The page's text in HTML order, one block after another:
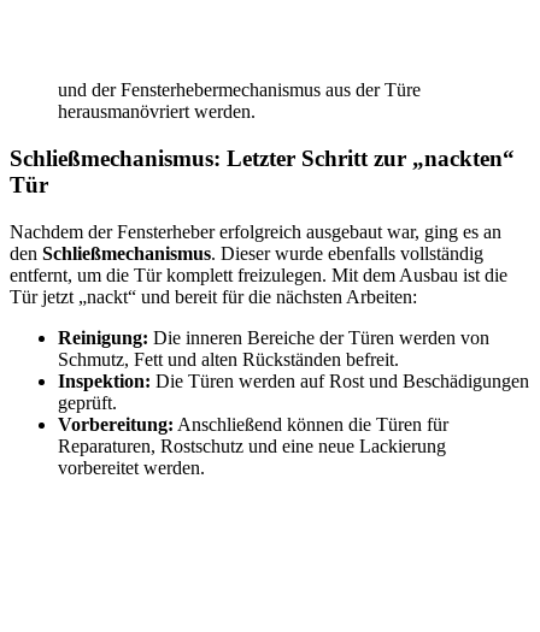
und der Fensterhebermechanismus aus der Türe
herausmanövriert werden.
Schließmechanismus: Letzter Schritt zur „nackten“
Tür
Nachdem der Fensterheber erfolgreich ausgebaut war, ging es an
den Schließmechanismus. Dieser wurde ebenfalls vollständig
entfernt, um die Tür komplett freizulegen. Mit dem Ausbau ist die
Tür jetzt „nackt“ und bereit für die nächsten Arbeiten:
Reinigung: Die inneren Bereiche der Türen werden von
Schmutz, Fett und alten Rückständen befreit.
Inspektion: Die Türen werden auf Rost und Beschädigungen
geprüft.
Vorbereitung: Anschließend können die Türen für
Reparaturen, Rostschutz und eine neue Lackierung
vorbereitet werden.